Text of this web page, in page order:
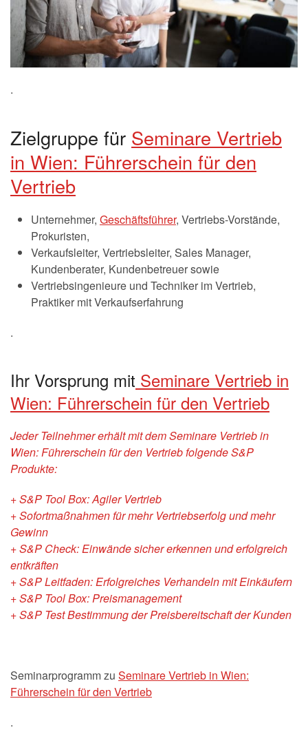
.
Zielgruppe für Seminare Vertrieb
in Wien: Führerschein für den
Vertrieb
Unternehmer, Geschäftsführer, Vertriebs-Vorstände,
Prokuristen,
Verkaufsleiter, Vertriebsleiter, Sales Manager,
Kundenberater, Kundenbetreuer sowie
Vertriebsingenieure und Techniker im Vertrieb,
Praktiker mit Verkaufserfahrung
.
Ihr Vorsprung mit Seminare Vertrieb in
Wien: Führerschein für den Vertrieb
Jeder Teilnehmer erhält mit dem Seminare Vertrieb in
Wien: Führerschein für den Vertrieb folgende S&P
Produkte:
+ S&P Tool Box: Agiler Vertrieb
+ Sofortmaßnahmen für mehr Vertriebserfolg und mehr
Gewinn
+ S&P Check: Einwände sicher erkennen und erfolgreich
entkräften
+ S&P Leitfaden: Erfolgreiches Verhandeln mit Einkäufern
+ S&P Tool Box: Preismanagement
+ S&P Test Bestimmung der Preisbereitschaft der Kunden
Seminarprogramm zu Seminare Vertrieb in Wien:
Führerschein für den Vertrieb
.